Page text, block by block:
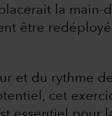
la main-
être
et du rythme
cet